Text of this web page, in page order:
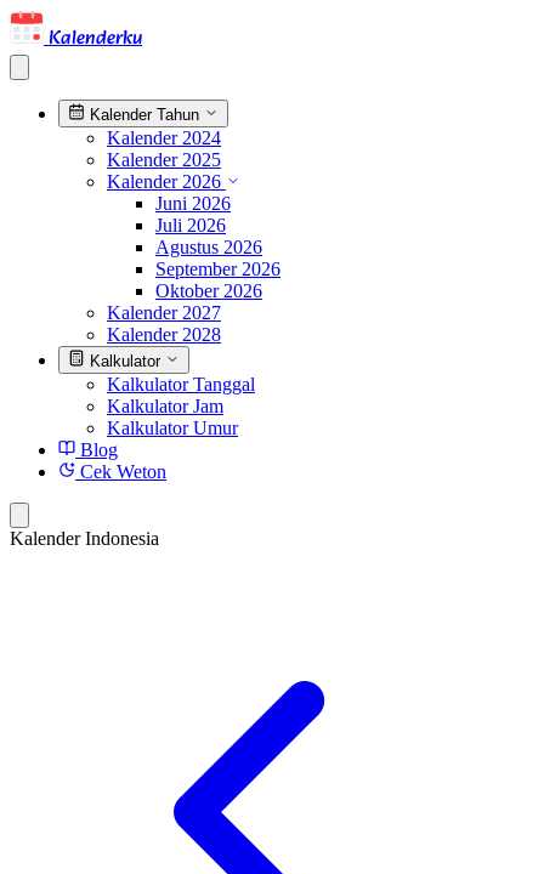
Kalenderku
Kalender Tahun
Kalender 2024
Kalender 2025
Kalender 2026
Juni 2026
Juli 2026
Agustus 2026
September 2026
Oktober 2026
Kalender 2027
Kalender 2028
Kalkulator
Kalkulator Tanggal
Kalkulator Jam
Kalkulator Umur
Blog
Cek Weton
Kalender Indonesia